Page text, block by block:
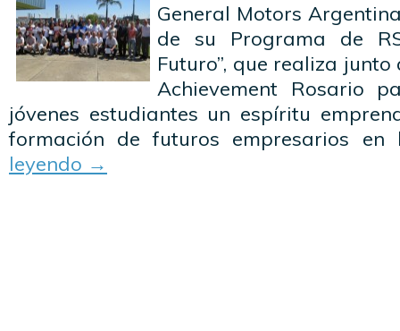
General Motors
de su Programa de
Futuro”, que realiza
Achievement Rosario
jóvenes estudiantes un espíritu
formación de futuros empresarios
leyendo →